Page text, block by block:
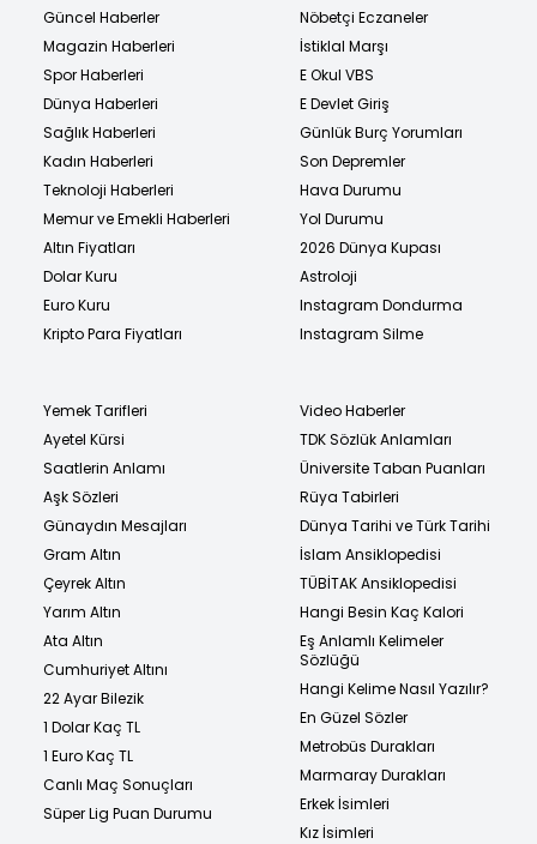
Güncel Haberler
Magazin Haberleri
Spor Haberleri
Dünya Haberleri
Sağlık Haberleri
Kadın Haberleri
Teknoloji Haberleri
Memur ve Emekli Haberleri
Altın Fiyatları
Dolar Kuru
Euro Kuru
Kripto Para Fiyatları
Nöbetçi Eczaneler
İstiklal Marşı
E Okul VBS
E Devlet Giriş
Günlük Burç Yorumları
Son Depremler
Hava Durumu
Yol Durumu
2026 Dünya Kupası
Astroloji
Instagram Dondurma
Instagram Silme
Yemek Tarifleri
Ayetel Kürsi
Saatlerin Anlamı
Aşk Sözleri
Günaydın Mesajları
Gram Altın
Çeyrek Altın
Yarım Altın
Ata Altın
Cumhuriyet Altını
22 Ayar Bilezik
1 Dolar Kaç TL
1 Euro Kaç TL
Canlı Maç Sonuçları
Süper Lig Puan Durumu
Video Haberler
TDK Sözlük Anlamları
Üniversite Taban Puanları
Rüya Tabirleri
Dünya Tarihi ve Türk Tarihi
İslam Ansiklopedisi
TÜBİTAK Ansiklopedisi
Hangi Besin Kaç Kalori
Eş Anlamlı Kelimeler
Sözlüğü
Hangi Kelime Nasıl Yazılır?
En Güzel Sözler
Metrobüs Durakları
Marmaray Durakları
Erkek İsimleri
Kız İsimleri